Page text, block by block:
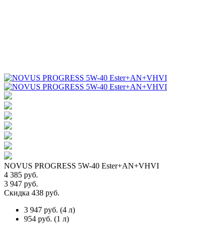
NOVUS PROGRESS 5W-40 Ester+AN+VHVI
4 385 руб.
3 947 руб.
Скидка 438 руб.
3 947 руб. (4 л)
954 руб. (1 л)